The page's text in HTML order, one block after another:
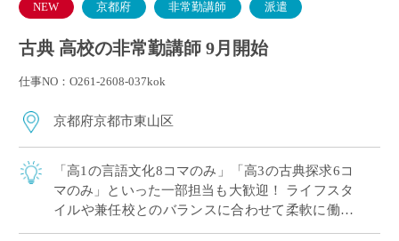
NEW 京都府 非常勤講師 派遣
古典 高校の非常勤講師 9月開始
仕事NO：O261-2608-037kok
京都府京都市東山区
「高1の言語文化8コマのみ」「高3の古典探求6コ
マのみ」といった一部担当も大歓迎！ ライフスタ
イルや兼任校とのバランスに合わせて柔軟に働け